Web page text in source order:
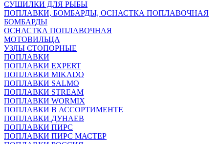
СУШИЛКИ ДЛЯ РЫБЫ
ПОПЛАВКИ, БОМБАРДЫ, ОСНАСТКА ПОПЛАВОЧНАЯ
БОМБАРДЫ
ОСНАСТКА ПОПЛАВОЧНАЯ
МОТОВИЛЬЦА
УЗЛЫ СТОПОРНЫЕ
ПОПЛАВКИ
ПОПЛАВКИ EXPERT
ПОПЛАВКИ MIKADO
ПОПЛАВКИ SALMO
ПОПЛАВКИ STREAM
ПОПЛАВКИ WORMIX
ПОПЛАВКИ В АССОРТИМЕНТЕ
ПОПЛАВКИ ДУНАЕВ
ПОПЛАВКИ ПИРС
ПОПЛАВКИ ПИРС МАСТЕР